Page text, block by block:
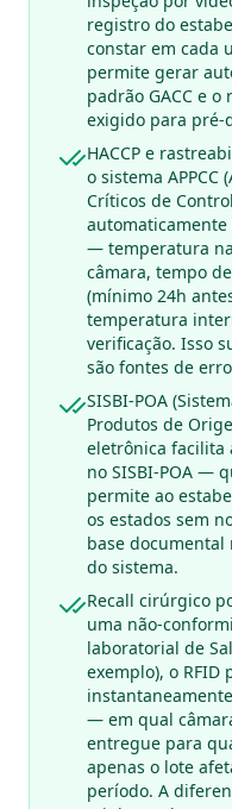
registro do
constar em cada
permite gerar
padrão GACC e
exigido para pré-
HACCP e
o sistema APPCC
Críticos de
— temperatura
câmara, tempo
(mínimo 24h
temperatura
verificação. Isso
são fontes de
SISBI-POA
Produtos de
eletrônica facilita
no SISBI-POA —
permite ao
os estados sem
base documental
do sistema.
Recall cirúrgico
uma não-
laboratorial de
exemplo), o
— em qual
entregue para
apenas o lote
período. A